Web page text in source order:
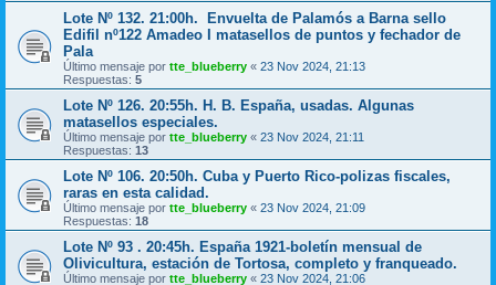
Lote Nº 132. 21:00h. Envuelta de Palamós a Barna sello
Edifil nº122 Amadeo I matasellos de puntos y fechador de
Pala
Último mensaje por tte_blueberry « 23 Nov 2024, 21:13
Respuestas: 5
Lote Nº 126. 20:55h. H. B. España, usadas. Algunas
matasellos especiales.
Último mensaje por tte_blueberry « 23 Nov 2024, 21:11
Respuestas: 13
Lote Nº 106. 20:50h. Cuba y Puerto Rico-polizas fiscales,
raras en esta calidad.
Último mensaje por tte_blueberry « 23 Nov 2024, 21:09
Respuestas: 18
Lote Nº 93 . 20:45h. España 1921-boletín mensual de
Olivicultura, estación de Tortosa, completo y franqueado.
Último mensaje por tte_blueberry « 23 Nov 2024, 21:06